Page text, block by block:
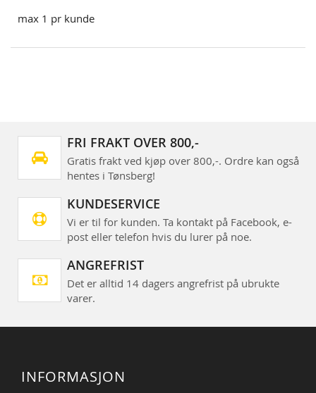
max 1 pr kunde
FRI FRAKT OVER 800,-
Gratis frakt ved kjøp over 800,-. Ordre kan også
hentes i Tønsberg!
KUNDESERVICE
Vi er til for kunden. Ta kontakt på Facebook, e-
post eller telefon hvis du lurer på noe.
ANGREFRIST
Det er alltid 14 dagers angrefrist på ubrukte
varer.
INFORMASJON